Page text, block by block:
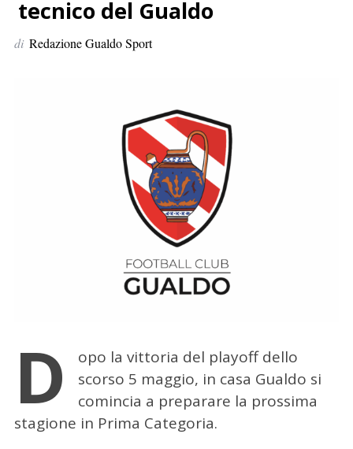
e
r
tecnico del Gualdo
di Redazione Gualdo Sport
D
opo la vittoria del playoff dello
scorso 5 maggio, in casa Gualdo si
comincia a preparare la prossima
stagione in Prima Categoria.